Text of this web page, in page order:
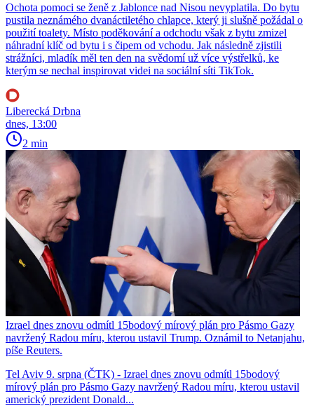
Ochota pomoci se ženě z Jablonce nad Nisou nevyplatila. Do bytu
pustila neznámého dvanáctiletého chlapce, který ji slušně požádal o
použití toalety. Místo poděkování a odchodu však z bytu zmizel
náhradní klíč od bytu i s čipem od vchodu. Jak následně zjistili
strážníci, mladík měl ten den na svědomí už více výstřelků, ke
kterým se nechal inspirovat videi na sociální síti TikTok.
Liberecká Drbna
dnes, 13:00
2 min
Izrael dnes znovu odmítl 15bodový mírový plán pro Pásmo Gazy
navržený Radou míru, kterou ustavil Trump. Oznámil to Netanjahu,
píše Reuters.
Tel Aviv 9. srpna (ČTK) - Izrael dnes znovu odmítl 15bodový
mírový plán pro Pásmo Gazy navržený Radou míru, kterou ustavil
americký prezident Donald...